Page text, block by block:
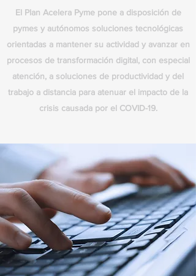
El Plan Acelera Pyme pone a disposición de
pymes y autónomos soluciones tecnológicas
orientadas a mantener su actividad y avanzar en
procesos de transformación digital, con especial
atención, a soluciones de productividad y del
trabajo a distancia para atenuar el impacto de la
crisis causada por el COVID-19.